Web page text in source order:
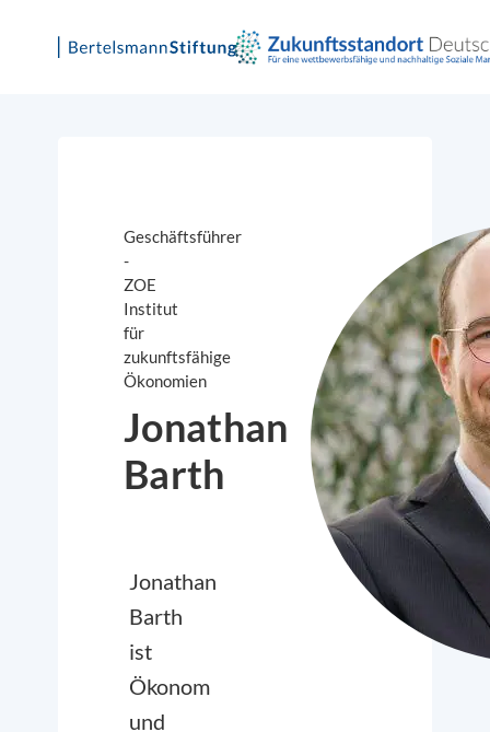
Geschäftsführer
-
ZOE
Institut
für
zukunftsfähige
Ökonomien
Jonathan
Barth
Jonathan
Barth
ist
Ökonom
und